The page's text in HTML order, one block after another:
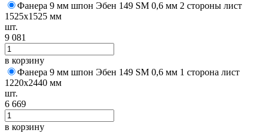
Фанера 9 мм шпон Эбен 149 SM 0,6 мм 2 стороны лист
1525х1525 мм
шт.
9 081
в корзину
Фанера 9 мм шпон Эбен 149 SM 0,6 мм 1 сторона лист
1220х2440 мм
шт.
6 669
в корзину